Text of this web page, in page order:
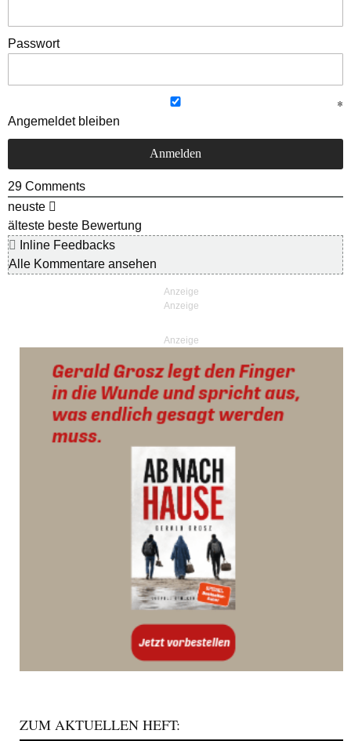
Passwort
Angemeldet bleiben
29 Comments
neuste
älteste beste Bewertung
Inline Feedbacks
Alle Kommentare ansehen
Anzeige
ZUM AKTUELLEN HEFT: